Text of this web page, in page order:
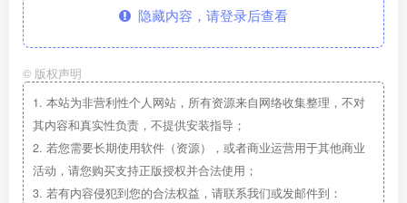
隐藏内容，请登录后查看
© 版权声明
1. 本站为非营利性个人网站，所有资源来自网络收集整理，不对
其内容和真实性负责，不提供安装指导；
2. 若您需要长期使用软件（资源），或者商业运营用于其他商业
活动，请您购买支持正版授权并合法使用；
3. 若有内容侵犯到您的合法权益，请联系我们或发邮件到：